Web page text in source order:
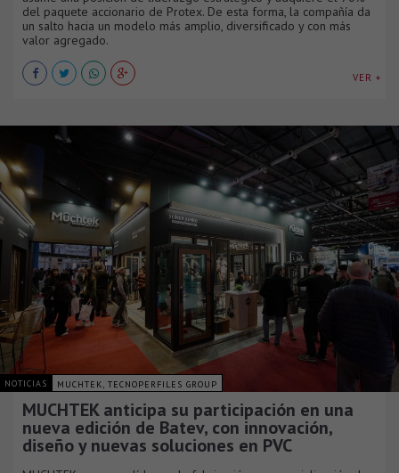
del paquete accionario de Protex. De esta forma, la compañía da
un salto hacia un modelo más amplio, diversificado y con más
valor agregado.
VER +
NOTICIAS MUCHTEK, TECNOPERFILES GROUP
MUCHTEK anticipa su participación en una
nueva edición de Batev, con innovación,
diseño y nuevas soluciones en PVC